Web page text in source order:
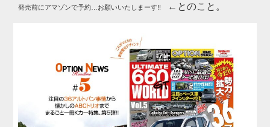
発売前にアマゾンで予約…お願いいたしまーす!! ←とのこと。